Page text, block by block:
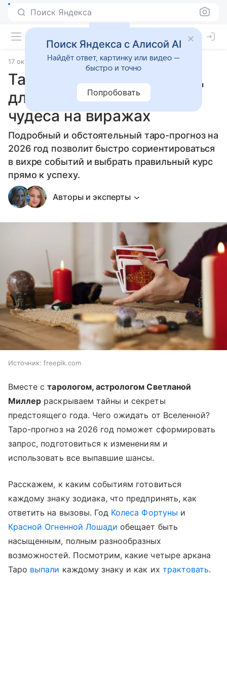
Поиск Яндекса
17 октября 2025 Источник:Гороскопы Mail Статьи
Таро-прогноз на 2026 год
для всех знаков зодиака:
чудеса на виражах
Подробный и обстоятельный таро-прогноз на
2026 год позволит быстро сориентироваться
в вихре событий и выбрать правильный курс
прямо к успеху.
Авторы и эксперты
Источник: freepik.com
Вместе старологом, астрологом Светланой
Миллер раскрываем тайны и секреты
предстоящего года. Чего ожидать от Вселенной?
Таро-прогноз на 2026 год поможет сформировать
запрос, подготовиться к изменениям и
использовать все выпавшие шансы.
Расскажем, к каким событиям готовиться
каждому знаку зодиака, что предпринять, как
ответить на вызовы. Год Колеса Фортуны и
Красной Огненной Лошади обещает быть
насыщенным, полным разнообразных
возможностей. Посмотрим, какие четыре аркана
Таро выпали каждому знаку и как их трактовать.
Поиск Яндекса с Алисой AI
Найдёт ответ, картинку или видео —
быстро и точно
Попробовать